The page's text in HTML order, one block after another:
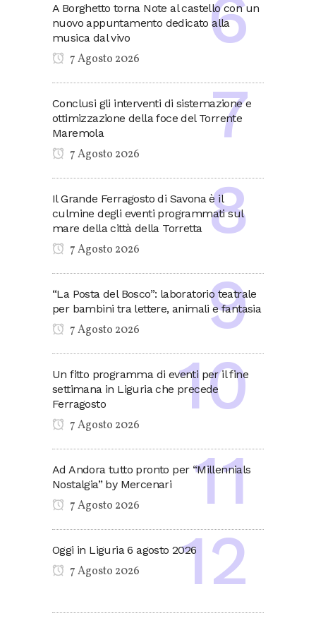
A Borghetto torna Note al castello con un
nuovo appuntamento dedicato alla
musica dal vivo
7 Agosto 2026
Conclusi gli interventi di sistemazione e
ottimizzazione della foce del Torrente
Maremola
7 Agosto 2026
Il Grande Ferragosto di Savona è il
culmine degli eventi programmati sul
mare della città della Torretta
7 Agosto 2026
“La Posta del Bosco”: laboratorio teatrale
per bambini tra lettere, animali e fantasia
7 Agosto 2026
Un fitto programma di eventi per il fine
settimana in Liguria che precede
Ferragosto
7 Agosto 2026
Ad Andora tutto pronto per “Millennials
Nostalgia” by Mercenari
7 Agosto 2026
Oggi in Liguria 6 agosto 2026
7 Agosto 2026